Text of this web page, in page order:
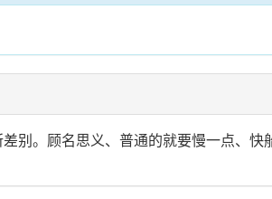
别。顾名思义、普通的就要慢一点、